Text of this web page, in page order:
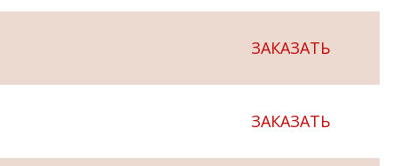
ЗАКАЗАТЬ
ЗАКАЗАТЬ